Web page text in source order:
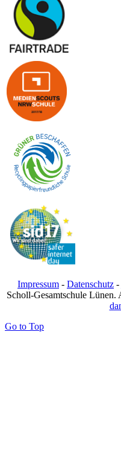
Impressum - Datenschutz -
Scholl-Gesamtschule
Go to Top